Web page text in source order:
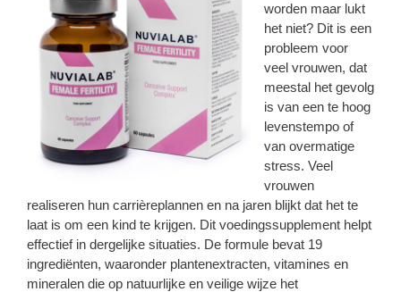
worden maar lukt
het niet? Dit is een
probleem voor
veel vrouwen, dat
meestal het gevolg
is van een te hoog
levenstempo of
van overmatige
stress. Veel
vrouwen
realiseren hun carrièreplannen en na jaren blijkt dat het te
laat is om een ​​kind te krijgen. Dit voedingssupplement helpt
effectief in dergelijke situaties. De formule bevat 19
ingrediënten, waaronder plantenextracten, vitamines en
mineralen die op natuurlijke en veilige wijze het